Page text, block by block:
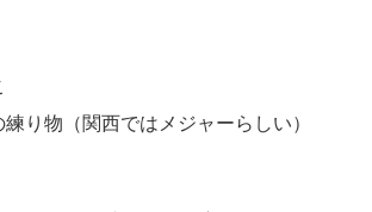
り物（関西ではメジャーらしい）